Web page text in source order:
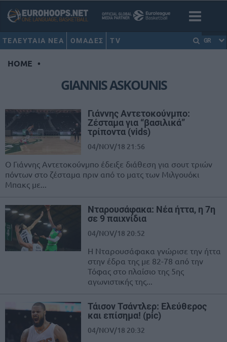
ΤΕΛΕΥΤΑΙΑ ΝΕΑ ΟΜΑΔΕΣ TV GR
HOME •
GIANNIS ASKOUNIS
Γιάννης Αντετοκούνμπο:
Ζέσταμα για “βασιλικά”
τρίποντα (vids)
04/NOV/18 21:56
Ο Γιάννης Αντετοκούνμπο έδειξε διάθεση για σουτ τριών
πόντων στο ζέσταμα πριν από το ματς των Μιλγουόκι
Μπακς με...
Νταρουσάφακα: Νέα ήττα, η 7η
σε 9 παιχνίδια
04/NOV/18 20:52
Η Νταρουσάφακα γνώρισε την ήττα
στην έδρα της με 82-78 από την
Τόφας στο πλαίσιο της 5ης
αγωνιστικής της...
Τάισον Τσάντλερ: Ελεύθερος
και επίσημα! (pic)
04/NOV/18 20:32